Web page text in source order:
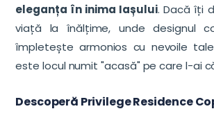
eleganța în inima Iașului. Dacă îți
viață la înălțime, unde designul
împletește armonios cu nevoile
este locul numit "acasă" pe care l-ai
Descoperă Privilege Residence